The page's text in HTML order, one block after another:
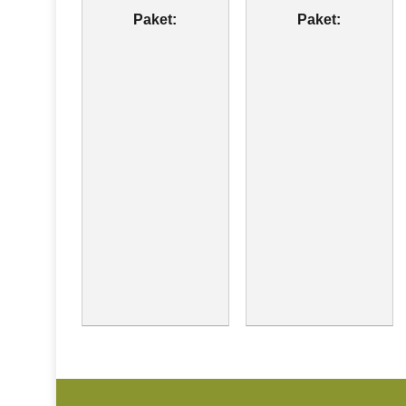
Paket:
Paket: